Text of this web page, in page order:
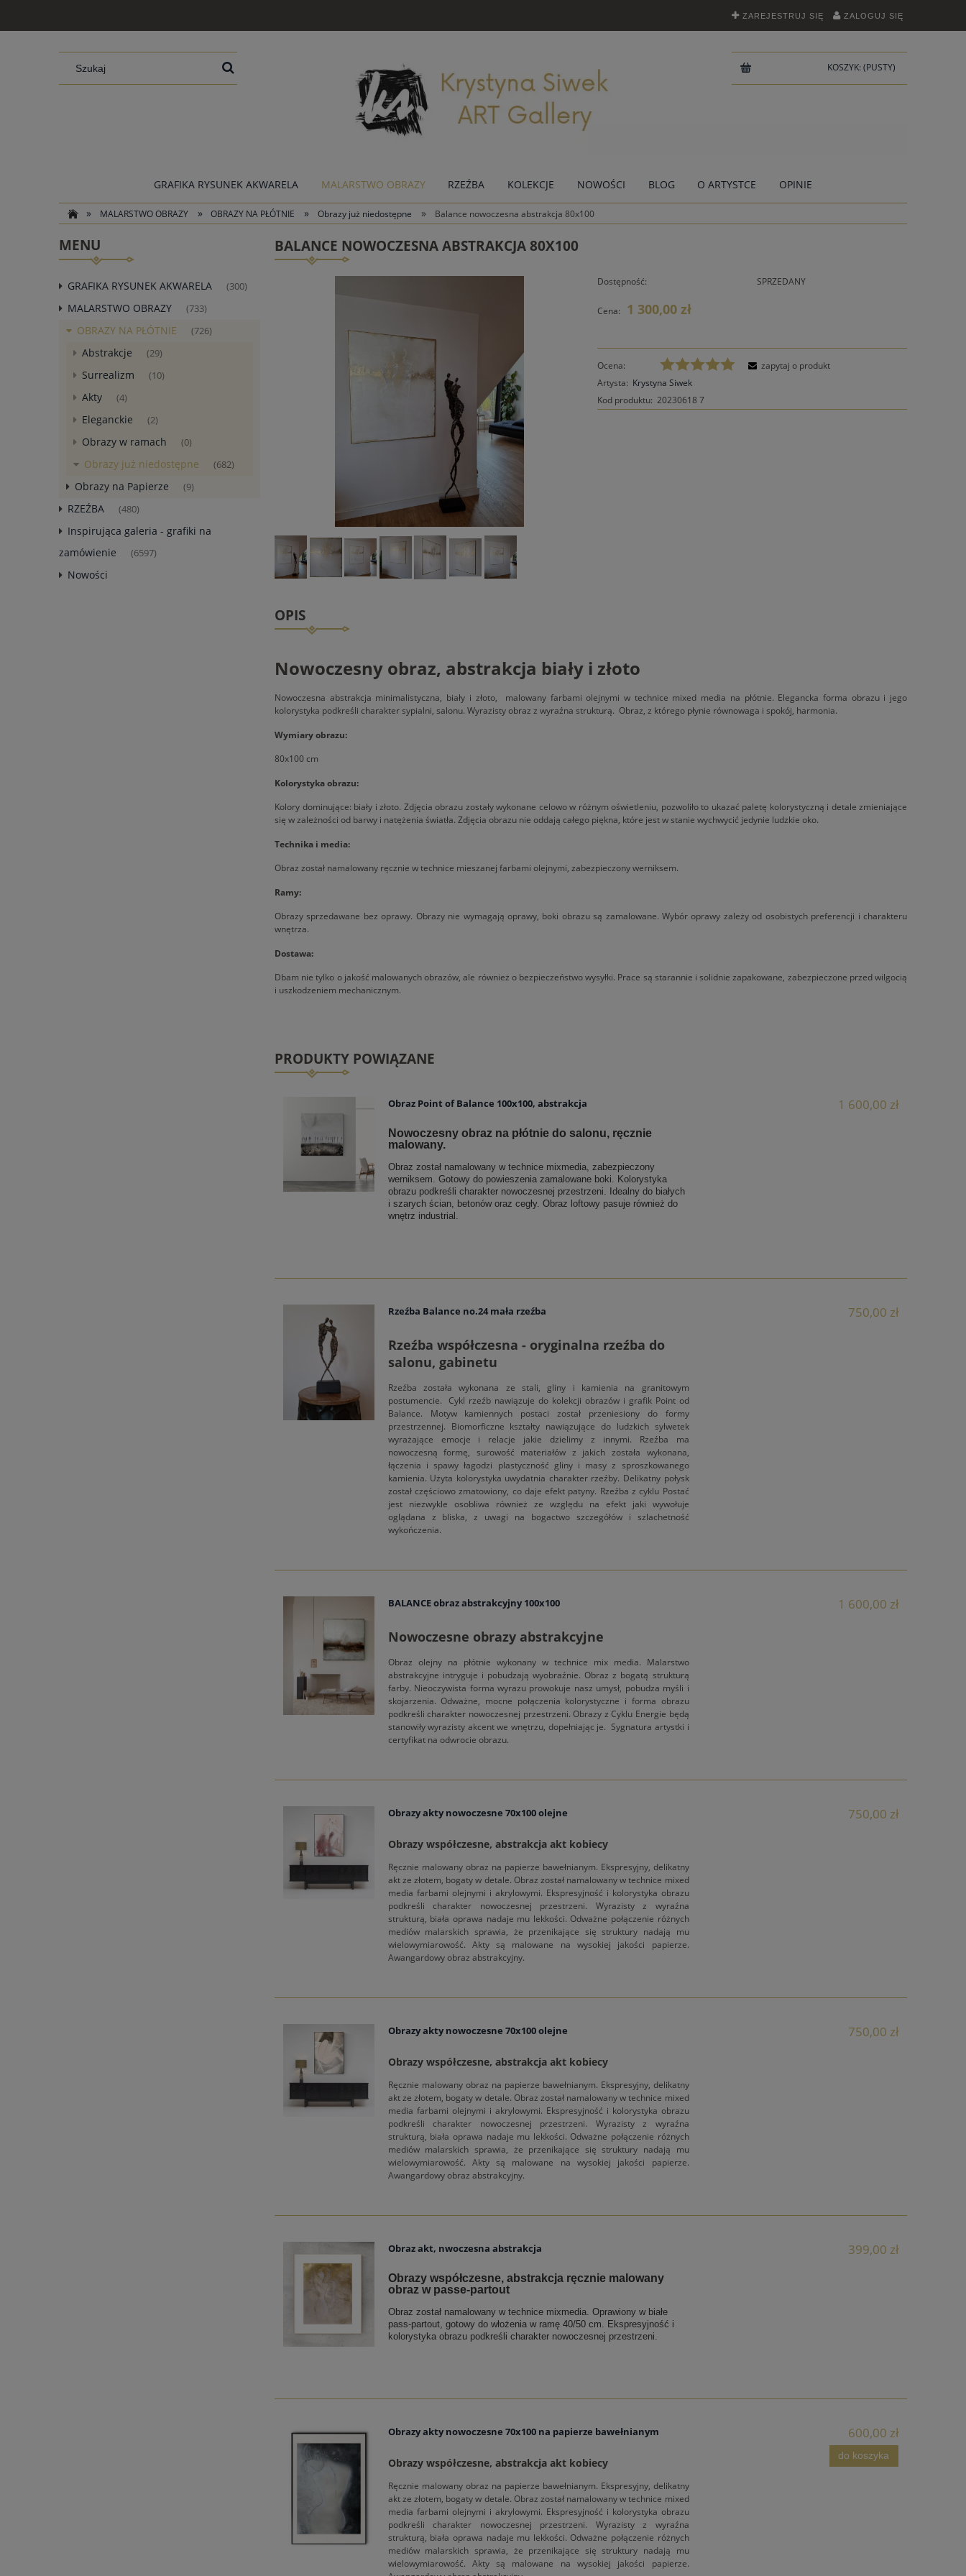
ZAREJESTRUJ SIĘ ZALOGUJ SIĘ
KOSZYK: (PUSTY)
GRAFIKA RYSUNEK AKWARELA MALARSTWO OBRAZY RZEŹBA KOLEKCJE NOWOŚCI BLOG O ARTYSTCE OPINIE
» MALARSTWO OBRAZY » OBRAZY NA PŁÓTNIE » Obrazy już niedostępne » Balance nowoczesna abstrakcja 80x100
MENU
GRAFIKA RYSUNEK AKWARELA (300)
MALARSTWO OBRAZY (733)
OBRAZY NA PŁÓTNIE (726)
Abstrakcje (29)
Surrealizm (10)
Akty (4)
Eleganckie (2)
Obrazy w ramach (0)
Obrazy już niedostępne (682)
Obrazy na Papierze (9)
RZEŹBA (480)
Inspirująca galeria - grafiki na
zamówienie
(6597)
Nowości
BALANCE NOWOCZESNA ABSTRAKCJA 80X100
Dostępność: SPRZEDANY
Cena: 1 300,00 zł
Ocena:
Artysta: Krystyna Siwek
Kod produktu: 20230618 7
zapytaj o produkt
OPIS
Nowoczesny obraz, abstrakcja biały i złoto
Nowoczesna abstrakcja minimalistyczna, biały i złoto, malowany farbami olejnymi w technice mixed media na płótnie. Elegancka forma obrazu i jego
kolorystyka podkreśli charakter sypialni, salonu. Wyrazisty obraz z wyraźna strukturą. Obraz, z którego płynie równowaga i spokój, harmonia.
Wymiary obrazu:
80x100 cm
Kolorystyka obrazu:
Kolory dominujące: biały i złoto. Zdjęcia obrazu zostały wykonane celowo w różnym oświetleniu, pozwoliło to ukazać paletę kolorystyczną i detale zmieniające
się w zależności od barwy i natężenia światła. Zdjęcia obrazu nie oddają całego piękna, które jest w stanie wychwycić jedynie ludzkie oko.
Technika i media:
Obraz został namalowany ręcznie w technice mieszanej farbami olejnymi, zabezpieczony werniksem.
Ramy:
Obrazy sprzedawane bez oprawy. Obrazy nie wymagają oprawy, boki obrazu są zamalowane. Wybór oprawy zależy od osobistych preferencji i charakteru
wnętrza.
Dostawa:
Dbam nie tylko o jakość malowanych obrazów, ale również o bezpieczeństwo wysyłki. Prace są starannie i solidnie zapakowane, zabezpieczone przed wilgocią
i uszkodzeniem mechanicznym.
PRODUKTY POWIĄZANE
Obraz Point of Balance 100x100, abstrakcja
Nowoczesny obraz na płótnie do salonu, ręcznie
malowany.
Obraz został namalowany w technice mixmedia, zabezpieczony
werniksem. Gotowy do powieszenia zamalowane boki. Kolorystyka
obrazu podkreśli charakter nowoczesnej przestrzeni. Idealny do białych
i szarych ścian, betonów oraz cegły. Obraz loftowy pasuje również do
wnętrz industrial.
1 600,00 zł
Rzeźba Balance no.24 mała rzeźba
Rzeźba współczesna - oryginalna rzeźba do
salonu, gabinetu
Rzeźba została wykonana ze stali, gliny i kamienia na granitowym
postumencie. Cykl rzeźb nawiązuje do kolekcji obrazów i grafik Point od
Balance. Motyw kamiennych postaci został przeniesiony do formy
przestrzennej. Biomorficzne kształty nawiązujące do ludzkich sylwetek
wyrażające emocje i relacje jakie dzielimy z innymi. Rzeźba ma
nowoczesną formę, surowość materiałów z jakich została wykonana,
łączenia i spawy łagodzi plastyczność gliny i masy z sproszkowanego
kamienia. Użyta kolorystyka uwydatnia charakter rzeźby. Delikatny połysk
został częściowo zmatowiony, co daje efekt patyny. Rzeźba z cyklu Postać
jest niezwykle osobliwa również ze względu na efekt jaki wywołuje
oglądana z bliska, z uwagi na bogactwo szczegółów i szlachetność
wykończenia.
750,00 zł
BALANCE obraz abstrakcyjny 100x100
Nowoczesne obrazy abstrakcyjne
Obraz olejny na płótnie wykonany w technice mix media. Malarstwo
abstrakcyjne intryguje i pobudzają wyobraźnie. Obraz z bogatą strukturą
farby. Nieoczywista forma wyrazu prowokuje nasz umysł, pobudza myśli i
skojarzenia. Odważne, mocne połączenia kolorystyczne i forma obrazu
podkreśli charakter nowoczesnej przestrzeni. Obrazy z Cyklu Energie będą
stanowiły wyrazisty akcent we wnętrzu, dopełniając je. Sygnatura artystki i
certyfikat na odwrocie obrazu.
1 600,00 zł
Obrazy akty nowoczesne 70x100 olejne
Obrazy współczesne, abstrakcja akt kobiecy
Ręcznie malowany obraz na papierze bawełnianym. Ekspresyjny, delikatny
akt ze złotem, bogaty w detale. Obraz został namalowany w technice mixed
media farbami olejnymi i akrylowymi. Ekspresyjność i kolorystyka obrazu
podkreśli charakter nowoczesnej przestrzeni. Wyrazisty z wyraźna
strukturą, biała oprawa nadaje mu lekkości. Odważne połączenie różnych
mediów malarskich sprawia, że przenikające się struktury nadają mu
wielowymiarowość. Akty są malowane na wysokiej jakości papierze.
Awangardowy obraz abstrakcyjny.
750,00 zł
Obrazy akty nowoczesne 70x100 olejne
Obrazy współczesne, abstrakcja akt kobiecy
Ręcznie malowany obraz na papierze bawełnianym. Ekspresyjny, delikatny
akt ze złotem, bogaty w detale. Obraz został namalowany w technice mixed
media farbami olejnymi i akrylowymi. Ekspresyjność i kolorystyka obrazu
podkreśli charakter nowoczesnej przestrzeni. Wyrazisty z wyraźna
strukturą, biała oprawa nadaje mu lekkości. Odważne połączenie różnych
mediów malarskich sprawia, że przenikające się struktury nadają mu
wielowymiarowość. Akty są malowane na wysokiej jakości papierze.
Awangardowy obraz abstrakcyjny.
750,00 zł
Obraz akt, nwoczesna abstrakcja
Obrazy współczesne, abstrakcja ręcznie malowany
obraz w passe-partout
Obraz został namalowany w technice mixmedia. Oprawiony w białe
pass-partout, gotowy do włożenia w ramę 40/50 cm. Ekspresyjność i
kolorystyka obrazu podkreśli charakter nowoczesnej przestrzeni.
399,00 zł
Obrazy akty nowoczesne 70x100 na papierze bawełnianym
Obrazy współczesne, abstrakcja akt kobiecy
Ręcznie malowany obraz na papierze bawełnianym. Ekspresyjny, delikatny
akt ze złotem, bogaty w detale. Obraz został namalowany w technice mixed
media farbami olejnymi i akrylowymi. Ekspresyjność i kolorystyka obrazu
podkreśli charakter nowoczesnej przestrzeni. Wyrazisty z wyraźna
strukturą, biała oprawa nadaje mu lekkości. Odważne połączenie różnych
mediów malarskich sprawia, że przenikające się struktury nadają mu
wielowymiarowość. Akty są malowane na wysokiej jakości papierze.
600,00 zł
do koszyka